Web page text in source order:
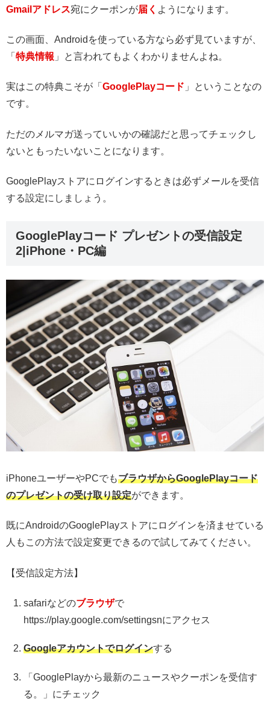
Gmailアドレス宛にクーポンが届く ようになります。
この画面、Androidを使っている方なら必ず見ていますが、
「 特典情報 」と言われてもよくわかりませんよね。
実はこの特典こそが「 GooglePlayコード 」ということなの
です。
ただのメルマガ送っていいかの確認だと思ってチェックし
ないともったいないことになります。
GooglePlayストアにログインするときは必ずメールを受信
する設定にしましょう。
GooglePlayコード プレゼントの受信設定
2|iPhone・PC編
iPhoneユーザーやPCでもブラウザからGooglePlayコード
のプレゼントの受け取り設定ができます。
既にAndroidのGooglePlayストアにログインを済ませている
人もこの方法で設定変更できるので試してみてください。
【受信設定方法】
safariなどのブラウザで
https://play.google.com/settingsnにアクセス
Googleアカウントでログインする
「GooglePlayから最新のニュースやクーポンを受信す
る。」にチェック